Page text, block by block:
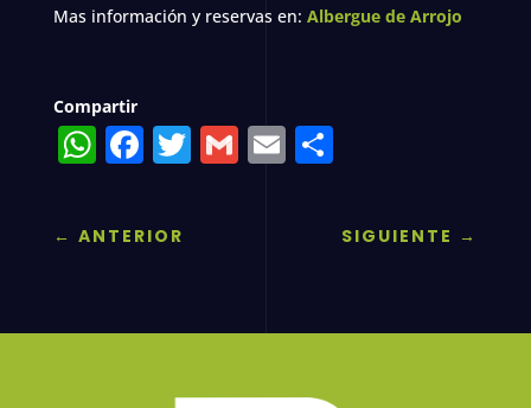
Mas información y reservas en: Albergue de Arrojo
Compartir
WhatsApp
Facebook
Twitter
Gmail
EmailCompartir
← ANTERIOR SIGUIENTE →